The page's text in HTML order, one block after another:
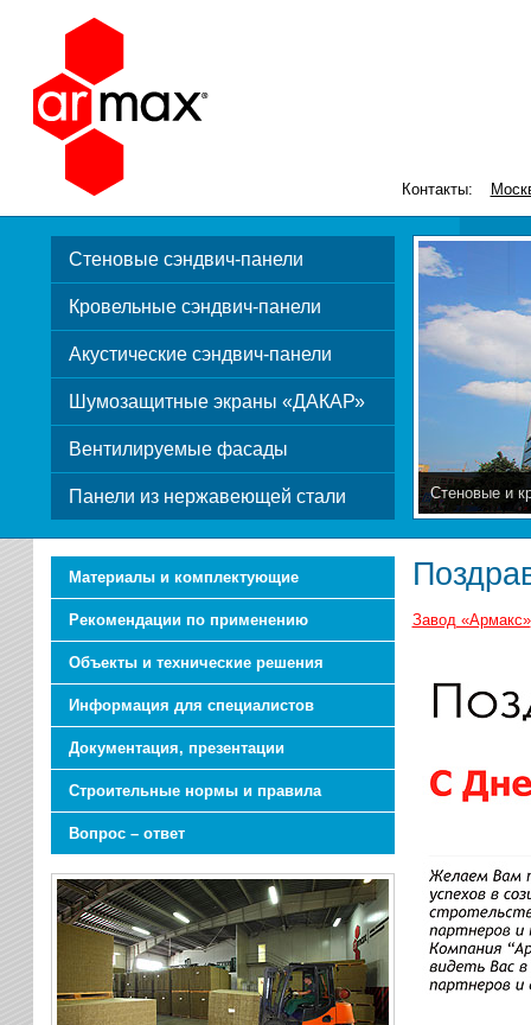
Контакты:
Стеновые сэндвич-панели
Кровельные сэндвич-панели
Акустические сэндвич-панели
Шумозащитные экраны «ДАКАР»
Вентилируемые фасады
Панели из нержавеющей стали Стеновые и
Материалы и комплектующие
Рекомендации по применению
Объекты и технические решения
Информация для специалистов
Документация, презентации
Строительные нормы и правила
Вопрос – ответ
Завод «Армакс»